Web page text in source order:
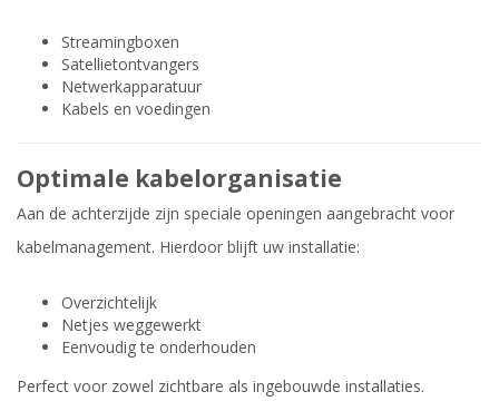
Streamingboxen
Satellietontvangers
Netwerkapparatuur
Kabels en voedingen
Optimale kabelorganisatie
Aan de achterzijde zijn speciale openingen aangebracht voor
kabelmanagement. Hierdoor blijft uw installatie:
Overzichtelijk
Netjes weggewerkt
Eenvoudig te onderhouden
Perfect voor zowel zichtbare als ingebouwde installaties.